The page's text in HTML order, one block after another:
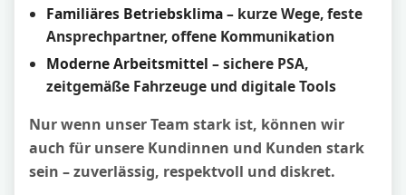
Familiäres Betriebsklima– kurze Wege, feste
Ansprechpartner, offene Kommunikation
Moderne Arbeitsmittel – sichere PSA,
zeitgemäße Fahrzeuge und digitale Tools
Nur wenn unser Team stark ist, können wir
auch für unsere Kundinnen und Kunden stark
sein – zuverlässig, respektvoll und diskret.